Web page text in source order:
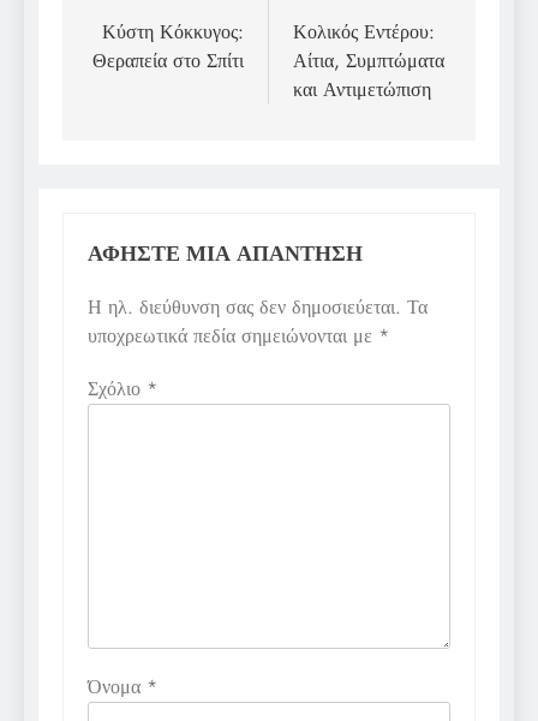
άρθρων
Κύστη Κόκκυγος:
Θεραπεία στο Σπίτι
Κολικός Εντέρου:
Αίτια, Συμπτώματα
και Αντιμετώπιση
ΑΦΉΣΤΕ ΜΙΑ ΑΠΆΝΤΗΣΗ
Η ηλ. διεύθυνση σας δεν δημοσιεύεται. Τα
υποχρεωτικά πεδία σημειώνονται με *
Σχόλιο *
Όνομα *